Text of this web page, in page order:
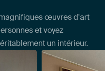
œuvres d'art
et voyez
un intérieur.